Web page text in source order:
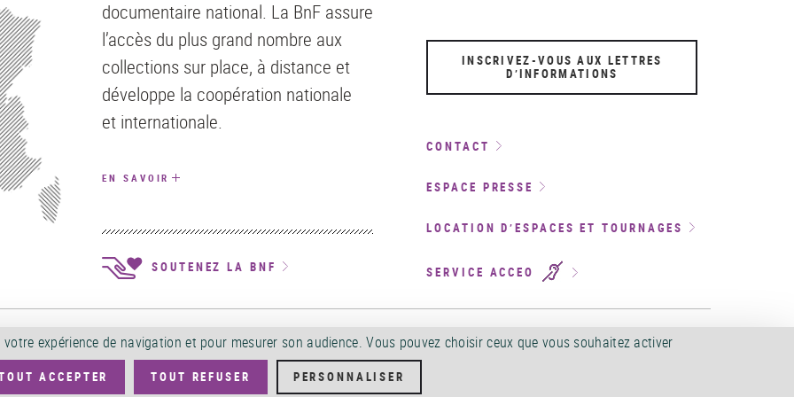
documentaire national. La BnF assure
l’accès du plus grand nombre aux
collections sur place, à distance et
développe la coopération nationale
et internationale.
EN SAVOIR
SOUTENEZ LA BNF
INSCRIVEZ-VOUS AUX LETTRES
D’INFORMATIONS
CONTACT
ESPACE PRESSE
LOCATION D’ESPACES ET TOURNAGES
SERVICE ACCEO
D'UTILISATION POLITIQUE DE CONFIDENTIALITÉ SERVICES PUBLICS + ACCESSIBILITÉ
PUBLICS OFFRES D'EMPLOI DÉMATÉRIALISATION FACTURES CRÉDITS
expérience de navigation et pour mesurer son audience. Vous pouvez choisir ceux que vous souhaitez activer
ACCEPTER TOUT REFUSER PERSONNALISER